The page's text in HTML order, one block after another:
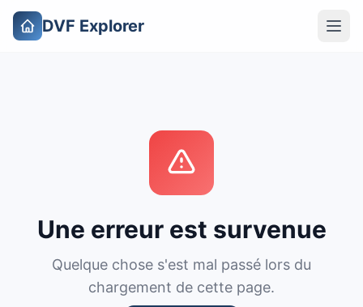
DVF Explorer
Une erreur est survenue
Quelque chose s'est mal passé lors du
chargement de cette page.